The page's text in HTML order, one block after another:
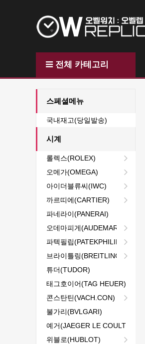
전체 카테고리
스페셜메뉴
국내재고(당일발송)
시계
롤렉스(ROLEX)
오메가(OMEGA)
아이더블류씨(IWC)
까르띠에(CARTIER)
파네라이(PANERAI)
오데마피게(AUDEMARS P)
파텍필립(PATEKPHILIPPE)
브라이틀링(BREITLING)
튜더(TUDOR)
태그호이어(TAG HEUER)
콘스탄틴(VACH.CON)
불가리(BVLGARI)
예거(JAEGER LE COULTRE)
위블로(HUBLOT)